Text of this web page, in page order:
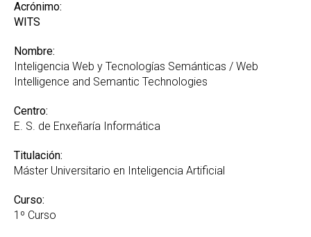
Acrónimo:
WITS
Nombre:
Inteligencia Web y Tecnologías Semánticas / Web
Intelligence and Semantic Technologies
Centro:
E. S. de Enxeñaría Informática
Titulación:
Máster Universitario en Inteligencia Artificial
Curso:
1º Curso